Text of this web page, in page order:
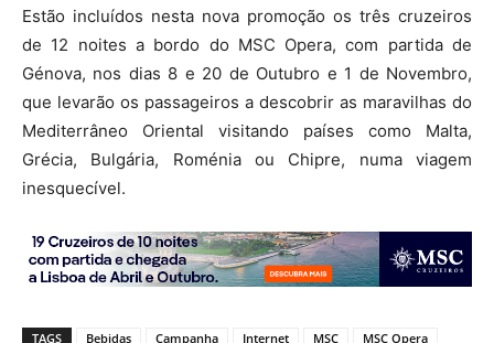
Estão incluídos nesta nova promoção os três cruzeiros
de 12 noites a bordo do MSC Opera, com partida de
Génova, nos dias 8 e 20 de Outubro e 1 de Novembro,
que levarão os passageiros a descobrir as maravilhas do
Mediterrâneo Oriental visitando países como Malta,
Grécia, Bulgária, Roménia ou Chipre, numa viagem
inesquecível.
TAGS Bebidas Campanha Internet MSC MSC Opera